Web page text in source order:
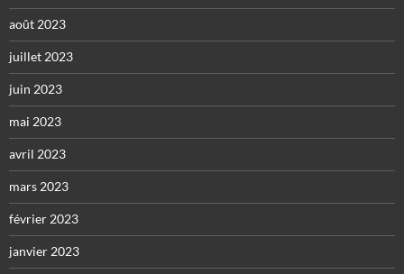
août 2023
juillet 2023
juin 2023
mai 2023
avril 2023
mars 2023
février 2023
janvier 2023